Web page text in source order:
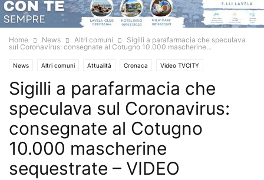
Home News Altri comuni
Sigilli a parafarmacia che speculava
sul Coronavirus: consegnate al Cotugno 10.000 mascherine...
News Altri comuni Attualità Cronaca Video TVCITY
Sigilli a parafarmacia che
speculava sul Coronavirus:
consegnate al Cotugno
10.000 mascherine
sequestrate – VIDEO